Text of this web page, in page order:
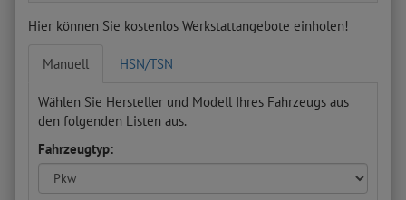
Hier können Sie kostenlos Werkstattangebote einholen!
Manuell HSN/TSN
Wählen Sie Hersteller und Modell Ihres Fahrzeugs aus
den folgenden Listen aus.
Fahrzeugtyp: